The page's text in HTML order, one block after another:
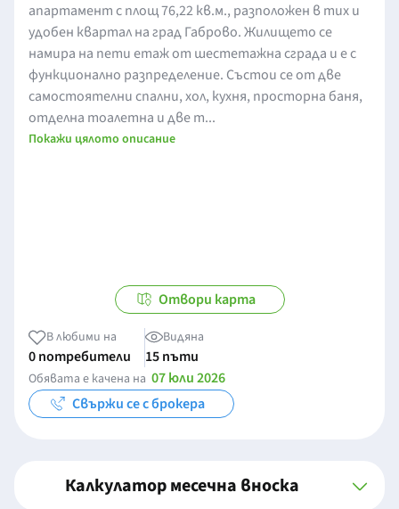
апартамент с площ 76,22 кв.м., разположен в тих и
удобен квартал на град Габрово. Жилището се
намира на пети етаж от шестетажна сграда и е с
функционално разпределение. Състои се от две
самостоятелни спални, хол, кухня, просторна баня,
отделна тоалетна и две т...
Покажи цялото описание
Отвори карта
В любими на
0 потребители
Видяна
15 пъти
Обявата е качена на 07 юли 2026
Свържи се с брокера
Калкулатор месечна вноска